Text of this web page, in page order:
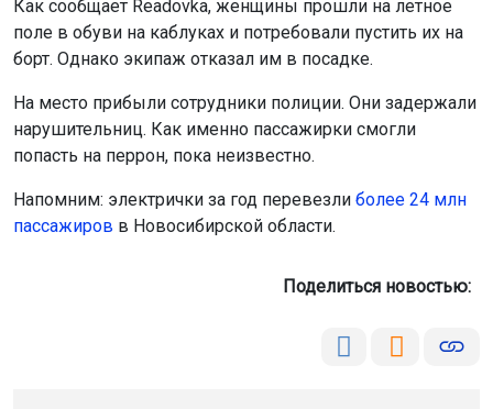
Как сообщает Readovka, женщины прошли на летное
поле в обуви на каблуках и потребовали пустить их на
борт. Однако экипаж отказал им в посадке.
На место прибыли сотрудники полиции. Они задержали
нарушительниц. Как именно пассажирки смогли
попасть на перрон, пока неизвестно.
Напомним: электрички за год перевезли более 24 млн
пассажиров в Новосибирской области.
Поделиться новостью: